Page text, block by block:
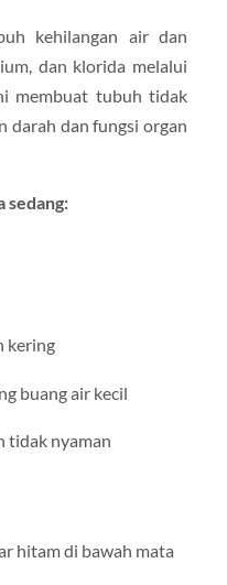
kehilangan air dan
dan klorida melalui
membuat tubuh tidak
darah dan fungsi organ
sedang:
kering
buang air kecil
tidak nyaman
hitam di bawah mata